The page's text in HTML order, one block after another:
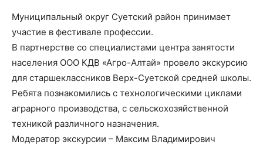
Муниципальный округ Суетский район принимает
участие в фестивале профессии.
В партнерстве со специалистами центра занятости
населения ООО КДВ «Агро-Алтай» провело экскурсию
для старшеклассников Верх-Суетской средней школы.
Ребята познакомились с технологическими циклами
аграрного производства, с сельскохозяйственной
техникой различного назначения.
Модератор экскурсии – Максим Владимирович